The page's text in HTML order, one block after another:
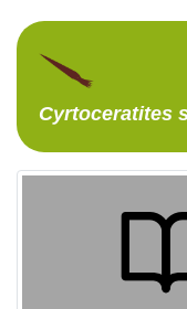
Cyrtoceratites